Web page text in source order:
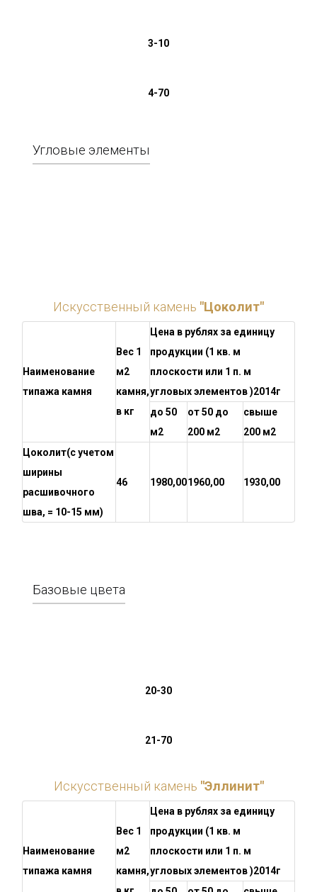
3-10
4-70
Угловые элементы
Искусственный камень "Цоколит"
Наименование
типажа камня
Вес 1
м2
камня,
в кг
Цена в рублях за единицу
продукции (1 кв. м
плоскости или 1 п. м
угловых элементов )2014г
до 50
м2
от 50 до
200 м2
свыше
200 м2
Цоколит(с учетом
ширины
расшивочного
шва, = 10-15 мм)
46 1980,001960,00 1930,00
Базовые цвета
20-30
21-70
Искусственный камень "Эллинит"
Наименование
типажа камня
Вес 1
м2
камня,
Цена в рублях за единицу
продукции (1 кв. м
плоскости или 1 п. м
угловых элементов )2014г